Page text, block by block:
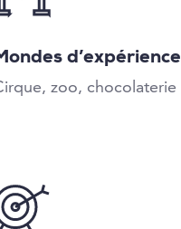
d’expérience
zoo, chocolaterie